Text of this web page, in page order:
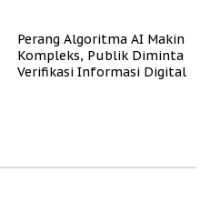
Perang Algoritma AI Makin
Kompleks, Publik Diminta
Verifikasi Informasi Digital